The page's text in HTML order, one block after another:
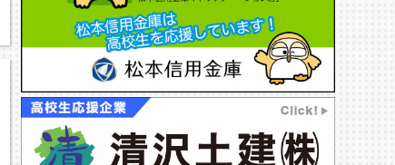
ア,豊科高校,エクセラン高校,南安曇農業高校,松商学園高校,松本工業高校